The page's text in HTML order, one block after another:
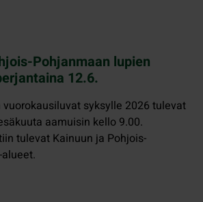
Pohjanmaan lupien
12.6.
syksylle 2026 tulevat
aamuisin kello 9.00.
tulevat Kainuun ja Pohjois-